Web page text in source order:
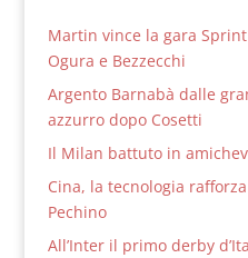
Martin vince la gara
Ogura e Bezzecchi
Argento Barnabà dalle
azzurro dopo Cosetti
Il Milan battuto in
Cina, la tecnologia
Pechino
All’Inter il primo derby